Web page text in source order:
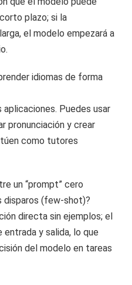
plazo; si la
el modelo empezará a
idiomas de forma
aplicaciones. Puedes usar
pronunciación y crear
como tutores
un “prompt” cero
disparos (few-shot)?
directa sin ejemplos; el
y salida, lo que
del modelo en tareas